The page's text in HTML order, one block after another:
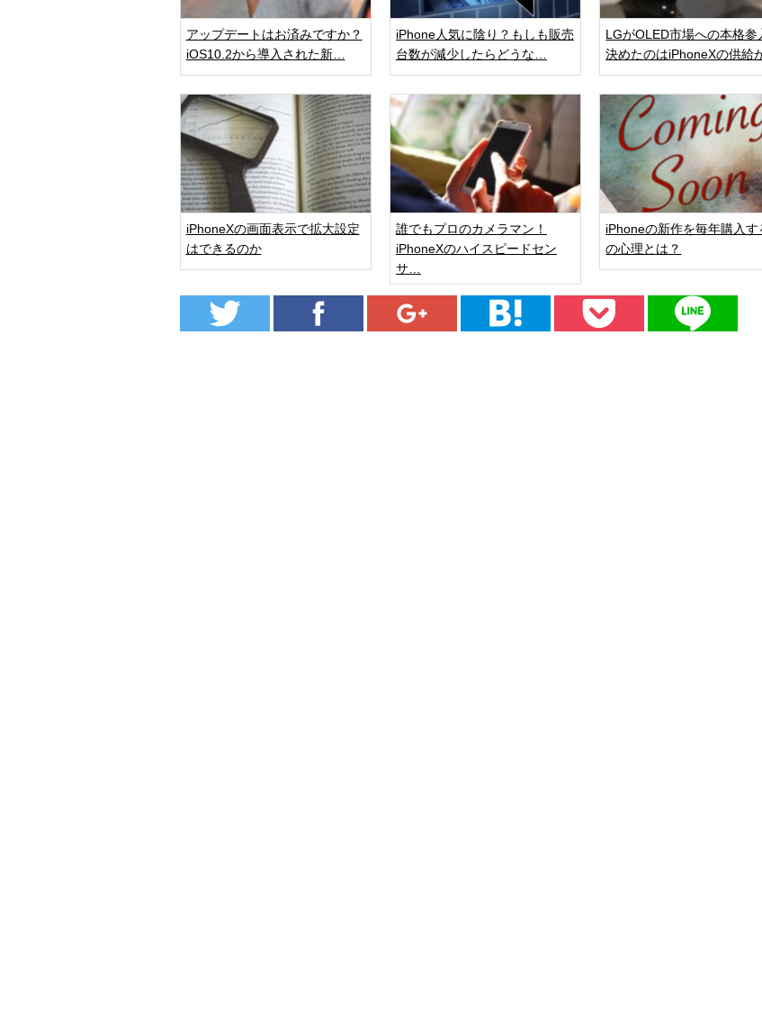
アップデートはお済みですか？
iOS10.2から導入された新…
iPhone人気に陰り？もしも販売
台数が減少したらどうな…
LGがOLED市場への本格参
決めたのはiPhoneXの供給
iPhoneXの画面表示で拡大設定
はできるのか
誰でもプロのカメラマン！
iPhoneXのハイスピードセン
サ…
iPhoneの新作を毎年購入す
の心理とは？